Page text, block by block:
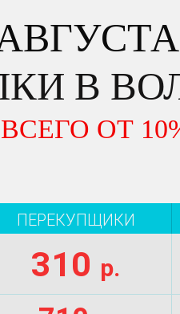
В
ОТ
ПЕРЕКУПЩИКИ
310 р.